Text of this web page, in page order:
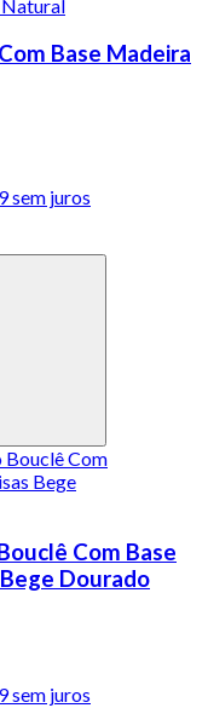
Base Madeira
sem juros
Com Base
Dourado
sem juros